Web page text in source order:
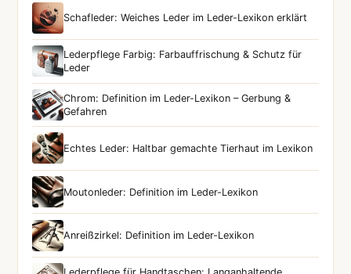
Schafleder: Weiches Leder im Leder-Lexikon erklärt
Lederpflege Farbig: Farbauffrischung & Schutz für
Leder
Chrom: Definition im Leder-Lexikon – Gerbung &
Gefahren
Echtes Leder: Haltbar gemachte Tierhaut im Lexikon
Moutonleder: Definition im Leder-Lexikon
Anreißzirkel: Definition im Leder-Lexikon